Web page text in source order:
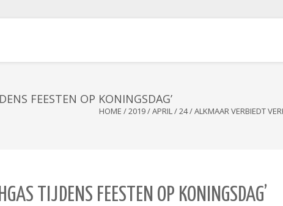
FEESTEN OP KONINGSDAG’
HOME /2019/APRIL/24/ALKMAAR VERBIEDT
TIJDENS FEESTEN OP KONINGSDAG’